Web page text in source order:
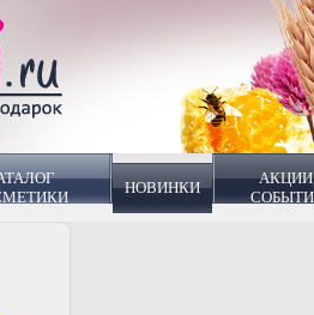
НОВИНКИ